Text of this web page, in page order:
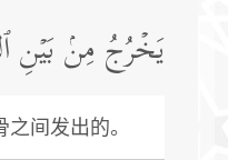
یَخۡرُجُ مِنۢ بَیۡنِ
间发出的。